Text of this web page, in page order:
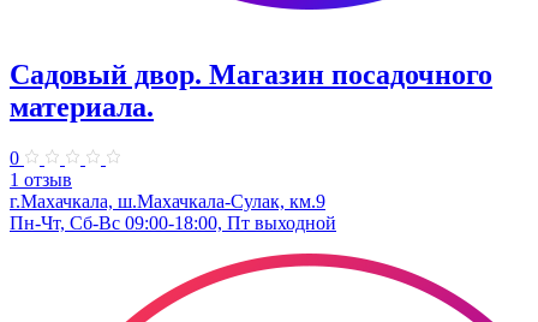
Садовый двор. Магазин посадочного
материала.
0
1 отзыв
г.Махачкала, ш.Махачкала-Сулак, км.9
Пн-Чт, Сб-Вс 09:00-18:00, Пт выходной